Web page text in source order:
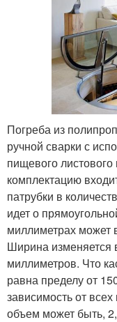
Погреба из
ручной сварки с
пищевого
комплектацию
патрубки в
идет о
миллиметрах может
Ширина изменяется
миллиметров. Что
равна пределу от
зависимость от
объем может быть,